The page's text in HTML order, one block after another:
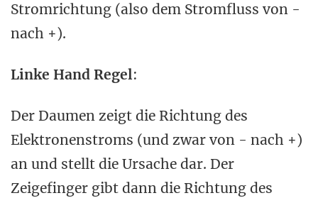
Stromrichtung (also dem Stromfluss von -
nach +).
Linke Hand Regel:
Der Daumen zeigt die Richtung des
Elektronenstroms (und zwar von - nach +)
an und stellt die Ursache dar. Der
Zeigefinger gibt dann die Richtung des